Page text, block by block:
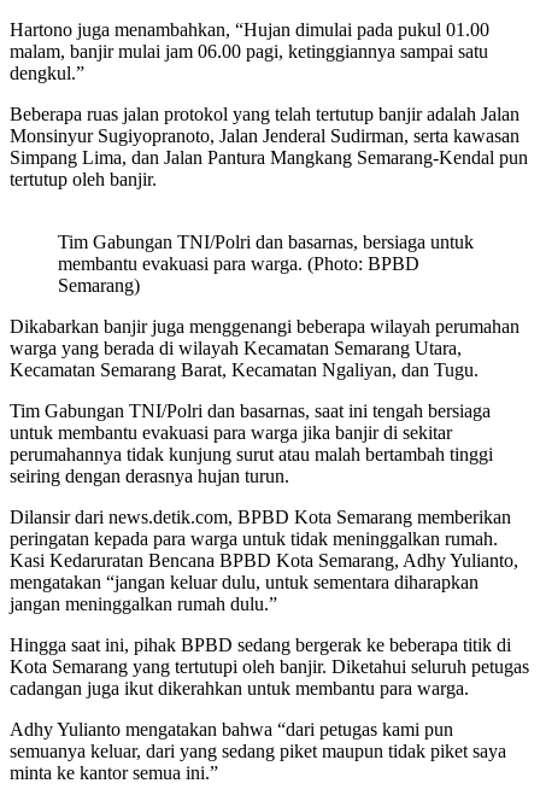
Hartono juga menambahkan, “Hujan dimulai pada pukul 01.00
malam, banjir mulai jam 06.00 pagi, ketinggiannya sampai satu
dengkul.”
Beberapa ruas jalan protokol yang telah tertutup banjir adalah Jalan
Monsinyur Sugiyopranoto, Jalan Jenderal Sudirman, serta kawasan
Simpang Lima, dan Jalan Pantura Mangkang Semarang-Kendal pun
tertutup oleh banjir.
Tim Gabungan TNI/Polri dan basarnas, bersiaga untuk
membantu evakuasi para warga. (Photo: BPBD
Semarang)
Dikabarkan banjir juga menggenangi beberapa wilayah perumahan
warga yang berada di wilayah Kecamatan Semarang Utara,
Kecamatan Semarang Barat, Kecamatan Ngaliyan, dan Tugu.
Tim Gabungan TNI/Polri dan basarnas, saat ini tengah bersiaga
untuk membantu evakuasi para warga jika banjir di sekitar
perumahannya tidak kunjung surut atau malah bertambah tinggi
seiring dengan derasnya hujan turun.
Dilansir dari news.detik.com, BPBD Kota Semarang memberikan
peringatan kepada para warga untuk tidak meninggalkan rumah.
Kasi Kedaruratan Bencana BPBD Kota Semarang, Adhy Yulianto,
mengatakan “jangan keluar dulu, untuk sementara diharapkan
jangan meninggalkan rumah dulu.”
Hingga saat ini, pihak BPBD sedang bergerak ke beberapa titik di
Kota Semarang yang tertutupi oleh banjir. Diketahui seluruh petugas
cadangan juga ikut dikerahkan untuk membantu para warga.
Adhy Yulianto mengatakan bahwa “dari petugas kami pun
semuanya keluar, dari yang sedang piket maupun tidak piket saya
minta ke kantor semua ini.”